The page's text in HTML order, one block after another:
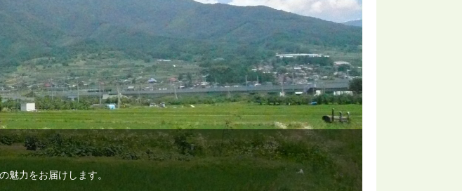
魅力をお届けします。